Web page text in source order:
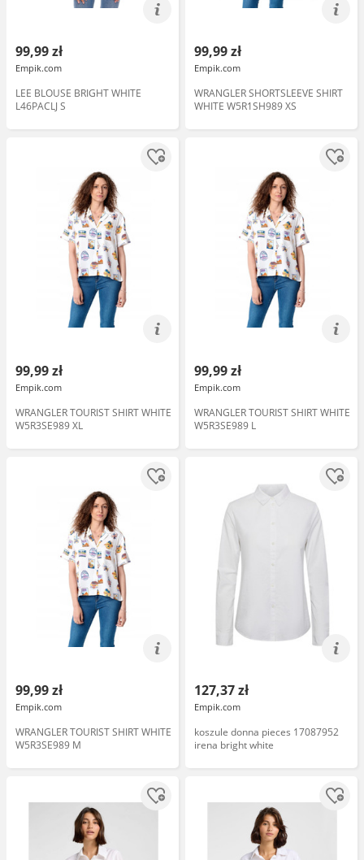
99,99 zł
Empik.com
LEE BLOUSE BRIGHT WHITE
L46PACLJ S
99,99 zł
Empik.com
WRANGLER SHORTSLEEVE SHIRT
WHITE W5R1SH989 XS
99,99 zł
Empik.com
WRANGLER TOURIST SHIRT WHITE
W5R3SE989 XL
99,99 zł
Empik.com
WRANGLER TOURIST SHIRT WHITE
W5R3SE989 L
99,99 zł
Empik.com
WRANGLER TOURIST SHIRT WHITE
W5R3SE989 M
127,37 zł
Empik.com
koszule donna pieces 17087952
irena bright white